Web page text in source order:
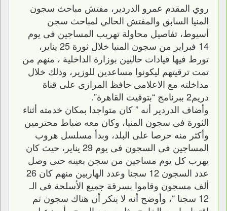
روي المقدم عمرو الدردير، مفتش مباحث سجون
المنيا السابق والمفتش الحالي لمباحث سجن
أسيوط، تفاصيل محاولة تهريب المساجين فى يوم
14 فبراير من سجون المنيا خلال ثورة 25 يناير،
تورط فيها قيادات حاليين بوزارة الداخلية ، منهم من
تمت ترقيتهم ليكونوا مساعدين للوزير، وذلك خلال
مداخلته مع الاعلامى حافظ المرازى على قناة
دريم2 ببرنامج “بتوقيت القاهرة”.
وأضاف الدردير أنه ” كان متواجدا بمكان خدمته أثناء
الثورة فى سجون المنيا، وكان معه ضباط محترمين
وأكثر منه حرصا على البلد، وبدأ مسلسل هروب
المساجين فى السجون فى يوم 29 يناير، حيث كان
يهرب كل يوم مساجين من سجن بعينه حتى وصل
عدد السجون 12 سجنا وعدد الهاربين منهم كان 26
ألف مسجون وقاموا بسرقة جميع الأسلحة فى الـ
12 سجنا “، وأوضح أنه لا ينكر أن هناك سجون تم